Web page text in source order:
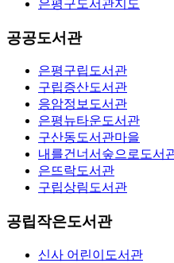
은평구도서관지도
공공도서관
은평구립도서관
구립증산도서관
응암정보도서관
은평뉴타운도서관
구산동도서관마을
내를건너서숲으로도서
은뜨락도서관
구립상림도서관
공립작은도서관
신사 어린이도서관